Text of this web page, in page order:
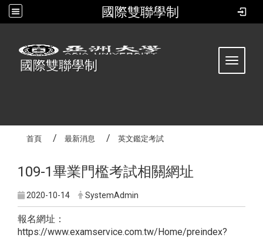
國際雙聯學制
Toggle
國際雙聯學制
首頁 最新消息 英文鑑定考試
109-1畢業門檻考試相關網址
2020-10-14 SystemAdmin
報名網址：
https://www.examservice.com.tw/Home/preindex?